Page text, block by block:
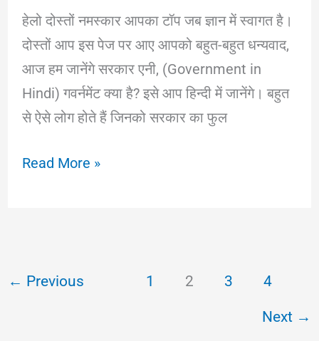
हेलो दोस्तों नमस्कार आपका टॉप जब ज्ञान में स्वागत है।
दोस्तों आप इस पेज पर आए आपको बहुत-बहुत धन्यवाद,
आज हम जानेंगे सरकार एनी, (Government in
Hindi) गवर्नमेंट क्या है? इसे आप हिन्दी में जानेंगे। बहुत
से ऐसे लोग होते हैं जिनको सरकार का फुल
गवर्नमेंट
सही
Read More »
← Previous 1 2 3
4
Next →